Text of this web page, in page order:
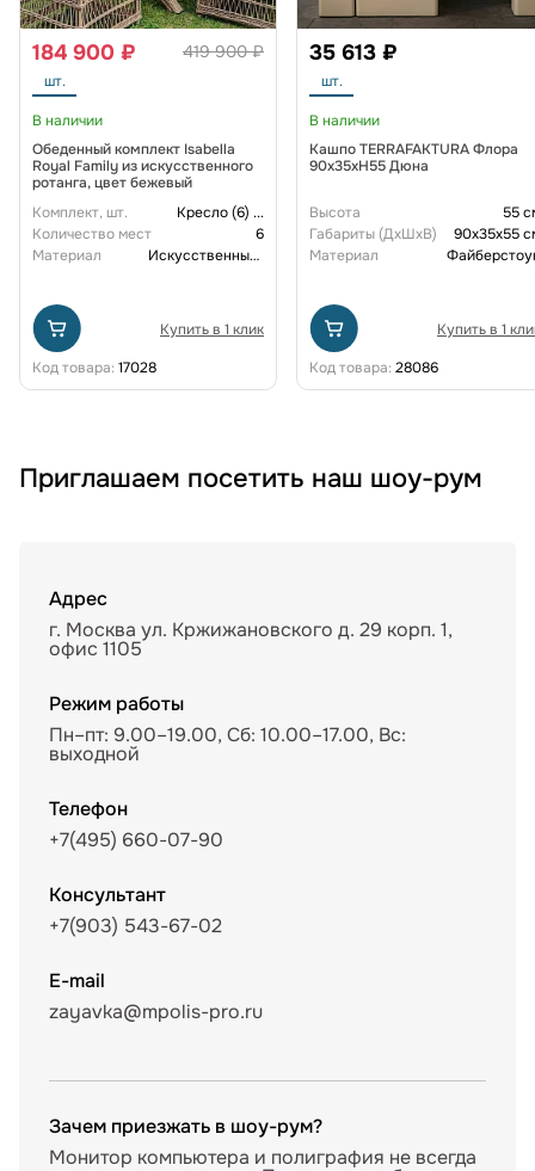
419 900 ₽
184 900 ₽
шт.
В наличии
Обеденный комплект Isabella
Royal Family из искусственного
ротанга, цвет бежевый
Комплект, шт.
Кресло (6) ...
Количество мест
6
Материал
Искусственный ротанг
Купить в 1 клик
Код товара: 17028
35 613 ₽
шт.
В наличии
Кашпо TERRAFAKTURA Флора
90x35xH55 Дюна
Высота
55
Габариты (ДxШxВ)
90x35x55
Материал
Купить в 1
Код товара: 28086
Приглашаем посетить наш шоу-рум
Адрес
г. Москва ул. Кржижановского д. 29 корп. 1,
офис 1105
Режим работы
Пн–пт: 9.00–19.00, Сб: 10.00–17.00, Вс:
выходной
Телефон
+7(495) 660-07-90
Консультант
+7(903) 543-67-02
E-mail
zayavka@mpolis-pro.ru
Зачем приезжать в шоу-рум?
Монитор компьютера и полиграфия не всегда